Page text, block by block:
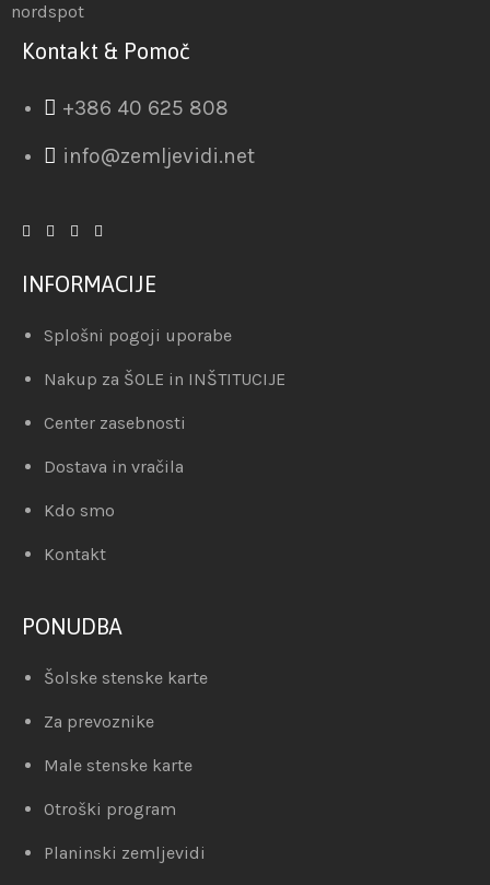
nordspot
Kontakt & Pomoč
+386 40 625 808
info@zemljevidi.net
INFORMACIJE
Splošni pogoji uporabe
Nakup za ŠOLE in INŠTITUCIJE
Center zasebnosti
Dostava in vračila
Kdo smo
Kontakt
PONUDBA
Šolske stenske karte
Za prevoznike
Male stenske karte
Otroški program
Planinski zemljevidi